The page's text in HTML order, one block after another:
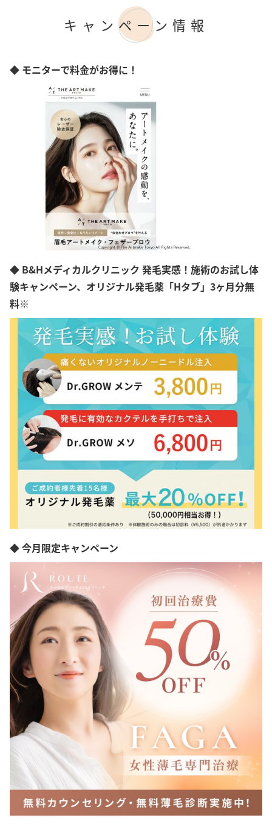
群馬県
京都府
大阪府
兵庫県
奈良県
島根県
徳島県
香川県
高知県
福岡県
佐賀県
宮崎県
鹿児島県
アートメイク
キャンペーン情報
◆ モニターで料金がお得に！
◆ B&Hメディカルクリニック 発毛実感！施術のお試し体
験キャンペーン、オリジナル発毛薬「Hタブ」3ヶ月分無
料※
◆ 今月限定キャンペーン